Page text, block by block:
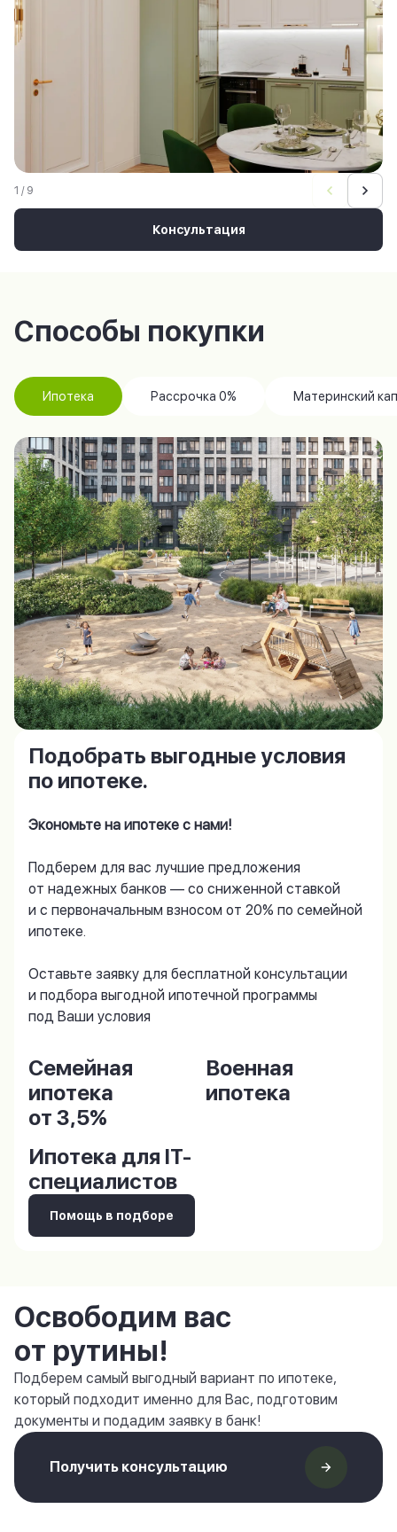
Консультация
1 / 9
Способы покупки
Ипотека Рассрочка 0% Материнский
Подобрать выгодные условия
по ипотеке.
Экономьте на ипотеке с нами!
Подберем для вас лучшие предложения
от надежных банков — со сниженной ставкой
и с первоначальным взносом от 20% по семейной
ипотеке.
Оставьте заявку для бесплатной консультации
и подбора выгодной ипотечной программы
под Ваши условия
Семейная
ипотека
от 3,5%
Военная
ипотека
Ипотека для IT-
специалистов
Помощь в подборе
Освободим вас
от рутины!
Подберем самый выгодный вариант по ипотеке,
который подходит именно для Вас, подготовим
документы и подадим заявку в банк!
Получить консультацию